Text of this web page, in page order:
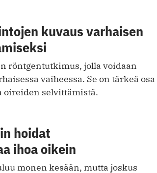
kuvaus varhaisen
röntgentutkimus, jolla voidaan
vaiheessa. Se on tärkeä osa
oireiden selvittämistä.
hoidat
ihoa oikein
monen kesään, mutta joskus